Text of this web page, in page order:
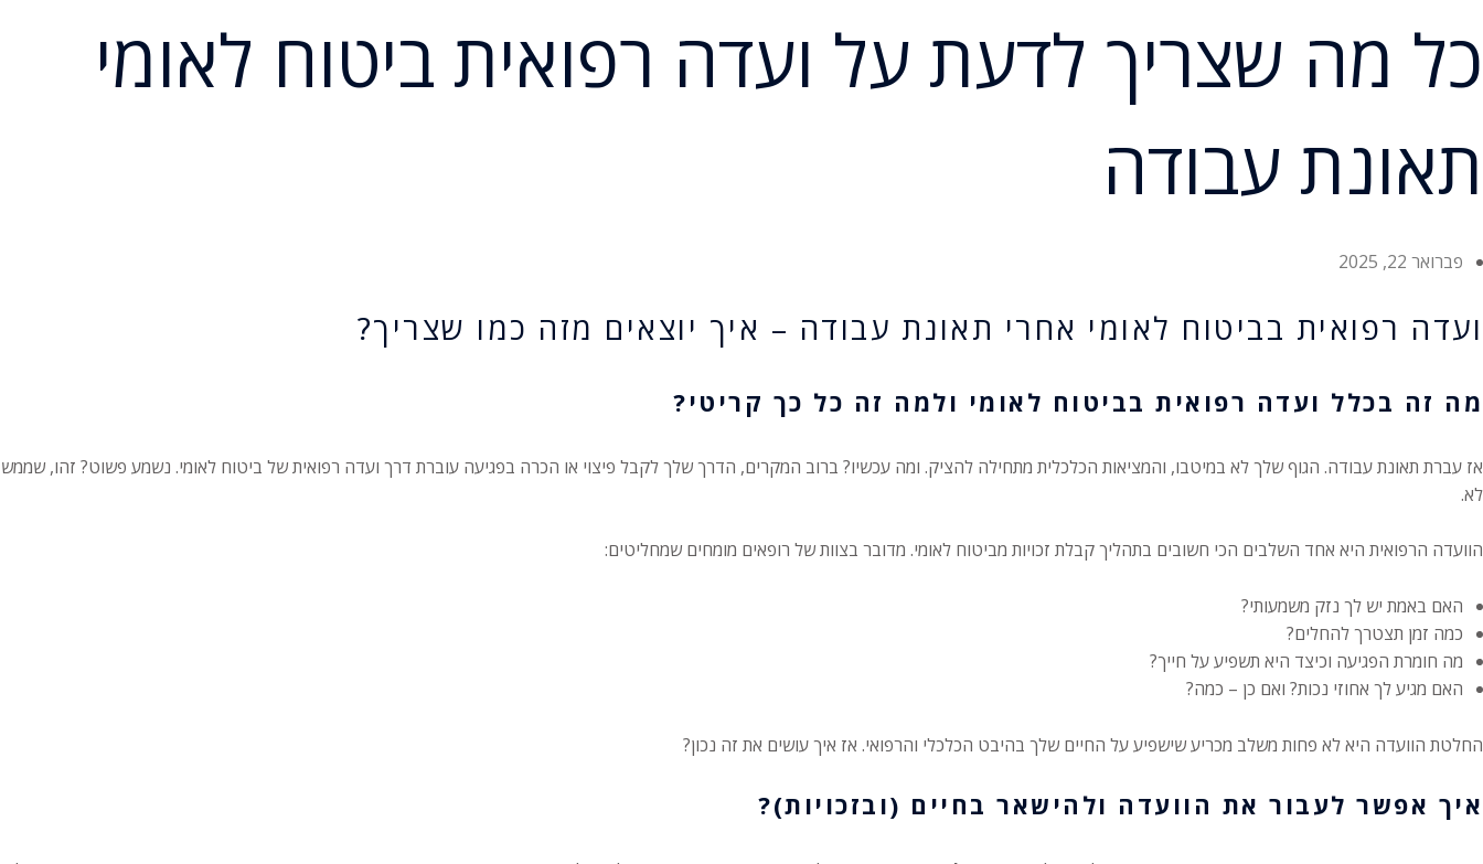
כל מה שצריך לדעת על ועדה רפואית ביטוח לאומי
תאונת עבודה
פברואר 22, 2025
ועדה רפואית בביטוח לאומי אחרי תאונת עבודה – איך יוצאים מזה כמו שצריך?
מה זה בכלל ועדה רפואית בביטוח לאומי ולמה זה כל כך קריטי?
אז עברת תאונת עבודה. הגוף שלך לא במיטבו, והמציאות הכלכלית מתחילה להציק. ומה עכשיו? ברוב המקרים, הדרך שלך לקבל פיצוי או הכרה בפגיעה עוברת דרך ועדה רפואית של ביטוח לאומי. נשמע פשוט? זהו, שממש
לא.
הוועדה הרפואית היא אחד השלבים הכי חשובים בתהליך קבלת זכויות מביטוח לאומי. מדובר בצוות של רופאים מומחים שמחליטים:
האם באמת יש לך נזק משמעותי?
כמה זמן תצטרך להחלים?
מה חומרת הפגיעה וכיצד היא תשפיע על חייך?
האם מגיע לך אחוזי נכות? ואם כן – כמה?
החלטת הוועדה היא לא פחות משלב מכריע שישפיע על החיים שלך בהיבט הכלכלי והרפואי. אז איך עושים את זה נכון?
איך אפשר לעבור את הוועדה ולהישאר בחיים (ובזכויות)?